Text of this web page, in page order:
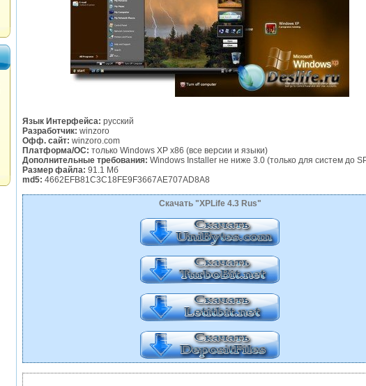
Язык Интерфейса: русский
Разработчик: winzoro
Офф. сайт: winzoro.com
Платформа/ОС: только Windows XP x86 (все версии и языки)
Дополнительные требования: Windows Installer не ниже 3.0 (только для систем до
Размер файла: 91.1 Мб
md5: 4662EFB81C3C18FE9F3667AE707AD8A8
Скачать "XPLife 4.3 Rus"